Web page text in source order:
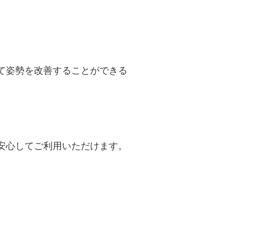
姿勢を改善することができる
してご利用いただけます。